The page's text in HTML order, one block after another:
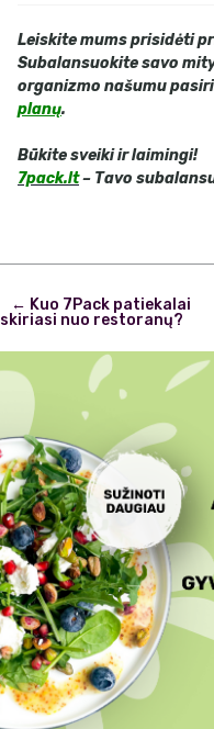
Leiskite mums prisidėti
Subalansuokite savo
organizmo našumu
planų.
Būkite sveiki irlaimingi!
7pack.lt– Tavo
Post
navigation
← Kuo 7Pack patiekalai
skiriasi nuo restoranų?